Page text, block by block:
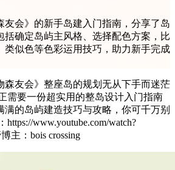
友会》的新手岛建入门指南，分享了岛
括确定岛屿主风格、选择配色方案，比
类似色等色彩运用技巧，助力新手完成
森友会》整座岛的规划无从下手而迷茫
需要一份超实用的整岛设计入门指南
的岛屿建造技巧与攻略，你可千万别
www.youtube.com/watch?
主：bois crossing